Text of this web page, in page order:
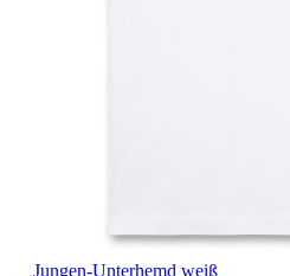
Jungen-Unterhemd weiß